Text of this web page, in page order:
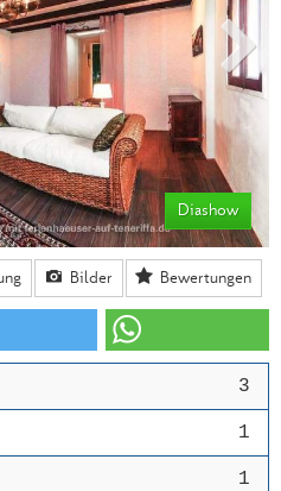
Diashow
Bilder Bewertungen
3
1
1